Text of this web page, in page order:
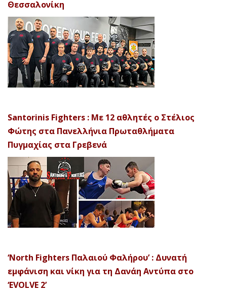
Θεσσαλονίκη
Santorinis Fighters : Με 12 αθλητές ο Στέλιος
Φώτης στα Πανελλήνια Πρωταθλήματα
Πυγμαχίας στα Γρεβενά
‘North Fighters Παλαιού Φαλήρου’ : Δυνατή
εμφάνιση και νίκη για τη Δανάη Αντύπα στο
‘EVOLVE 2’